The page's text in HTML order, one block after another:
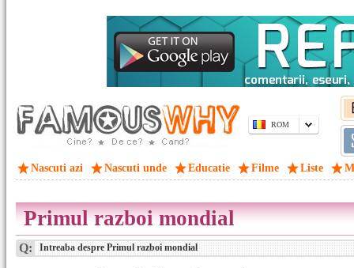
ROM
Nascuti azi Nascuti unde Educatie Filme Liste
Primul razboi mondial
Q: Intreaba despre Primul razboi mondial